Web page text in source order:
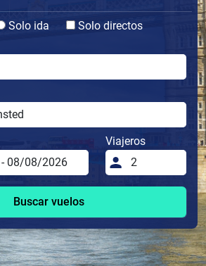
Solo ida
Solo directos
Viajeros
Buscar vuelos